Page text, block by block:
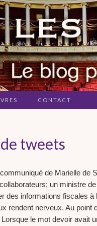
CONTACT
tweets
de Marielle de
un ministre
des informations fiscales à
rendent nerveux. Au point
le mot devoir avait